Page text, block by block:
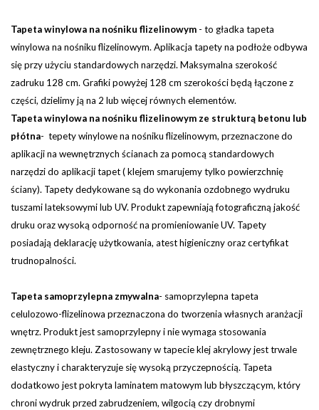
Tapeta winylowa na nośniku flizelinowym - to gładka tapeta
winylowa na nośniku flizelinowym. Aplikacja tapety na podłoże odbywa
się przy użyciu standardowych narzędzi.Maksymalna szerokość
zadruku 128 cm. Grafiki powyżej 128 cm szerokości będą łączone z
części, dzielimy ją na 2 lub więcej równych elementów.
Tapeta winylowa na nośniku flizelinowym ze strukturą betonu lub
płótna- tepety winylowe na nośniku flizelinowym, przeznaczone do
aplikacji na wewnętrznych ścianach za pomocą standardowych
narzędzi do aplikacji tapet ( klejem smarujemy tylko powierzchnię
ściany). Tapety dedykowane są do wykonania ozdobnego wydruku
tuszami lateksowymi lub UV. Produkt zapewniają fotograficzną jakość
druku oraz wysoką odporność na promieniowanie UV. Tapety
posiadają deklarację użytkowania, atest higieniczny oraz certyfikat
trudnopalności.
Tapeta samoprzylepna zmywalna- samoprzylepna tapeta
celulozowo-flizelinowa przeznaczona do tworzenia własnych aranżacji
wnętrz. Produkt jest samoprzylepny i nie wymaga stosowania
zewnętrznego kleju. Zastosowany w tapecie klej akrylowy jest trwale
elastyczny i charakteryzuje się wysoką przyczepnością. Tapeta
dodatkowo jest pokryta laminatem matowym lub błyszczącym, który
chroni wydruk przed zabrudzeniem, wilgocią czy drobnymi